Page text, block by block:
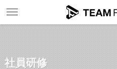
社員研修